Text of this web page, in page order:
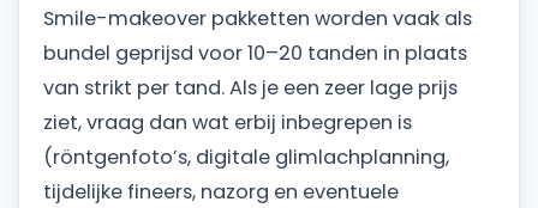
Smile-makeover pakketten worden vaak als
bundel geprijsd voor 10–20 tanden in plaats
van strikt per tand. Als je een zeer lage prijs
ziet, vraag dan wat erbij inbegrepen is
(röntgenfoto’s, digitale glimlachplanning,
tijdelijke fineers, nazorg en eventuele